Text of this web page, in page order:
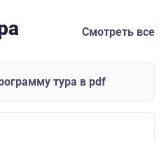
Смотреть все
тура в pdf